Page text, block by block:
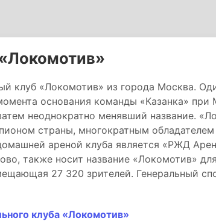
клуб «Локомотив» из города Москва.
основания команды «Казанка» при
неоднократно менявший название.
страны, многократным обладателем
ареной клуба является «РЖД
также носит название «Локомотив»
27 320 зрителей. Генеральный
клуба «Локомотив»